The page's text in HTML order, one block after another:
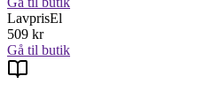
LavprisEl
509 kr
Gå til butik